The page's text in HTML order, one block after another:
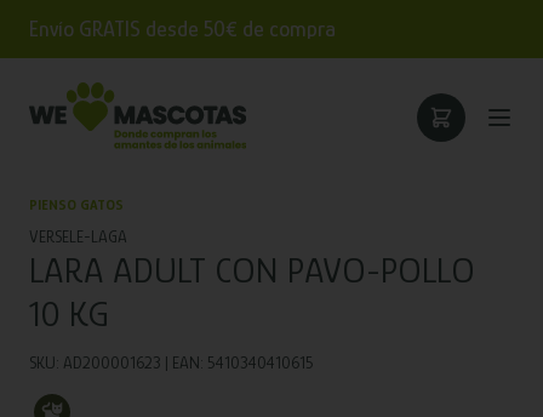
Envío GRATIS desde 50€ de compra
PIENSO GATOS
VERSELE-LAGA
LARA ADULT CON PAVO-POLLO
10 KG
SKU: AD200001623 | EAN: 5410340410615